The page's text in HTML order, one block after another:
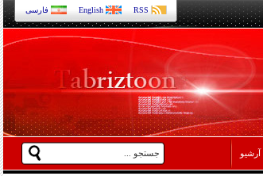
English RSS فارسی
آرشیو